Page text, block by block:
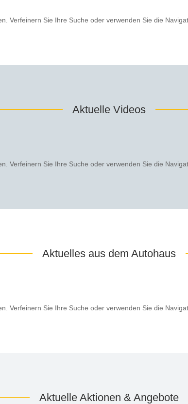
Verfeinern Sie Ihre Suche oder verwenden Sie die
Aktuelle Videos
Verfeinern Sie Ihre Suche oder verwenden Sie die
Aktuelles aus dem Autohaus
Verfeinern Sie Ihre Suche oder verwenden Sie die
Aktuelle Aktionen & Angebote